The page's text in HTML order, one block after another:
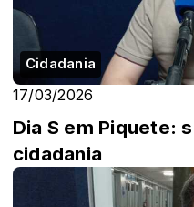
Cidadania
17/03/2026
Dia S em Piquete:
cidadania